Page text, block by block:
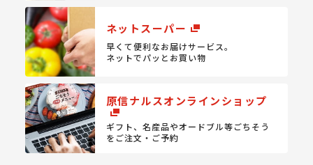
ネットスーパー
早くて便利なお届けサービス。
ネットでパッとお買い物
原信ナルスオンラインショップ
ギフト、名産品やオードブル等ごちそう
をご注文・ご予約